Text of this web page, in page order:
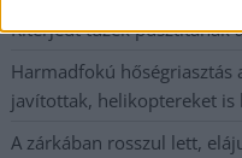
Kiterjedt tüzek pusztítanak
Harmadfokú hőségriasztás
javítottak, helikoptereket is
A zárkában rosszul lett,